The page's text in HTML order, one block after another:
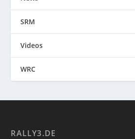
SRM
Videos
WRC
RALLY3.DE